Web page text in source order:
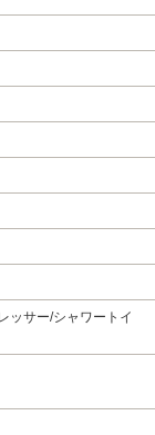
ッサー/シャワートイ